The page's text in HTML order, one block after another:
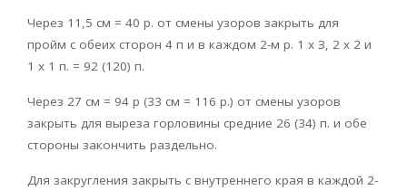
Через 11,5 см = 40 р. от смены узоров закрыть для
пройм с обеих сторон 4 п и в каждом 2-м р. 1 х З, 2 х 2 и
1 х 1 п. = 92 (120) п.
Через 27 см = 94 р (33 см = 116 р.) от смены узоров
закрыть для выреза горловины средние 26 (34) п. и обе
стороны закончить раздельно.
Для закругления закрыть с внутреннего края в каждой 2-